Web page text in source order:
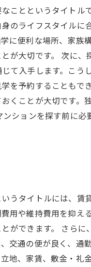
ことというタイトル
のライフスタイルに
に便利な場所、家
が大切です。 次に
て入手します。こ
を予約することも
くことが大切です
ションを探す前に
うタイトルには、
用や維持費用を抑え
ができます。 さら
交通の便が良く、
地、家賃、敷金・礼